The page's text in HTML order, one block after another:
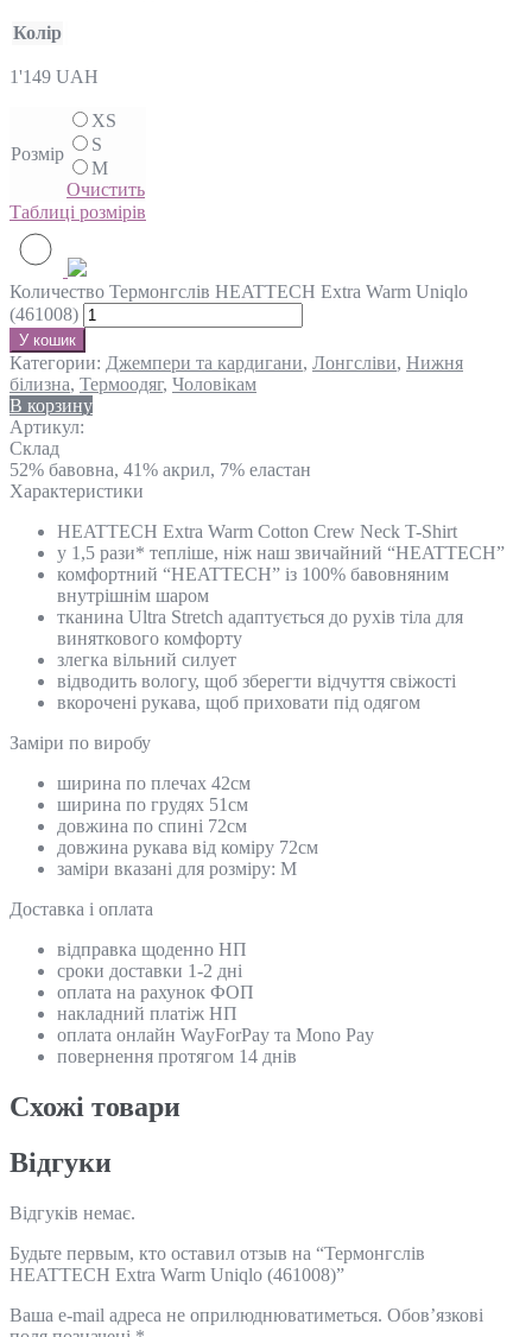
Колір
1'149 UAH
Розмір
XS
S
M
Очистить
Таблиці розмірів
Количество Термонгслів HEATTECH Extra Warm Uniqlo
(461008)
У кошик
Категории: Джемпери та кардигани, Лонгсліви, Нижня
білизна, Термоодяг, Чоловікам
В корзину
Артикул:
Склад
52% бавовна, 41% акрил, 7% еластан
Характеристики
HEATTECH Extra Warm Cotton Crew Neck T-Shirt
у 1,5 рази* тепліше, ніж наш звичайний “HEATTECH”
комфортний “HEATTECH” із 100% бавовняним
внутрішнім шаром
тканина Ultra Stretch адаптується до рухів тіла для
виняткового комфорту
злегка вільний силует
відводить вологу, щоб зберегти відчуття свіжості
вкорочені рукава, щоб приховати під одягом
Замiри по виробу
ширина по плечах 42см
ширина по грудях 51см
довжина по спині 72см
довжина рукава від коміру 72см
заміри вказані для розміру: М
Доставка і оплата
відправка щоденно НП
сроки доставки 1-2 дні
оплата на рахунок ФОП
накладний платіж НП
оплата онлайн WayForPay та Mono Pay
повернення протягом 14 днів
Схожi товари
Відгуки
Відгуків немає.
Будьте первым, кто оставил отзыв на “Термонгслів
HEATTECH Extra Warm Uniqlo (461008)”
Ваша e-mail адреса не оприлюднюватиметься. Обов’язкові